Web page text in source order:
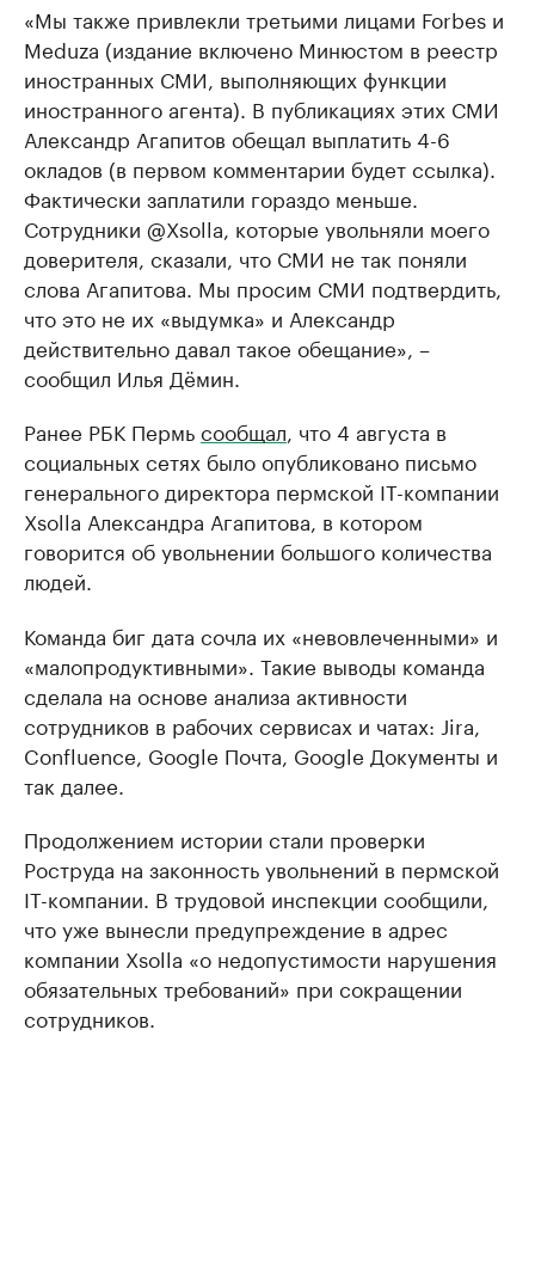
«Мы также привлекли третьими лицами Forbes и
Meduza (издание включено Минюстом в реестр
иностранных СМИ, выполняющих функции
иностранного агента). В публикациях этих СМИ
Александр Агапитов обещал выплатить 4-6
окладов (в первом комментарии будет ссылка).
Фактически заплатили гораздо меньше.
Сотрудники @Xsolla, которые увольняли моего
доверителя, сказали, что СМИ не так поняли
слова Агапитова. Мы просим СМИ подтвердить,
что это не их «выдумка» и Александр
действительно давал такое обещание», –
сообщил Илья Дёмин.
Ранее РБК Пермьсообщал , что 4 августа в
социальных сетях было опубликовано письмо
генерального директора пермской IT-компании
Xsolla Александра Агапитова, в котором
говорится об увольнении большого количества
людей.
Команда биг дата сочла их «невовлеченными» и
«малопродуктивными». Такие выводы команда
сделала на основе анализа активности
сотрудников в рабочих сервисах и чатах: Jira,
Confluence, Google Почта, Google Документы и
так далее.
Продолжением истории стали проверки
Роструда на законность увольнений в пермской
IT-компании. В трудовой инспекции сообщили,
что уже вынесли предупреждение в адрес
компании Xsolla «о недопустимости нарушения
обязательных требований» при сокращении
сотрудников.